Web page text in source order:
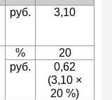
руб. 3,10
%
20
руб.
0,62
(3,10 ×
20 %)